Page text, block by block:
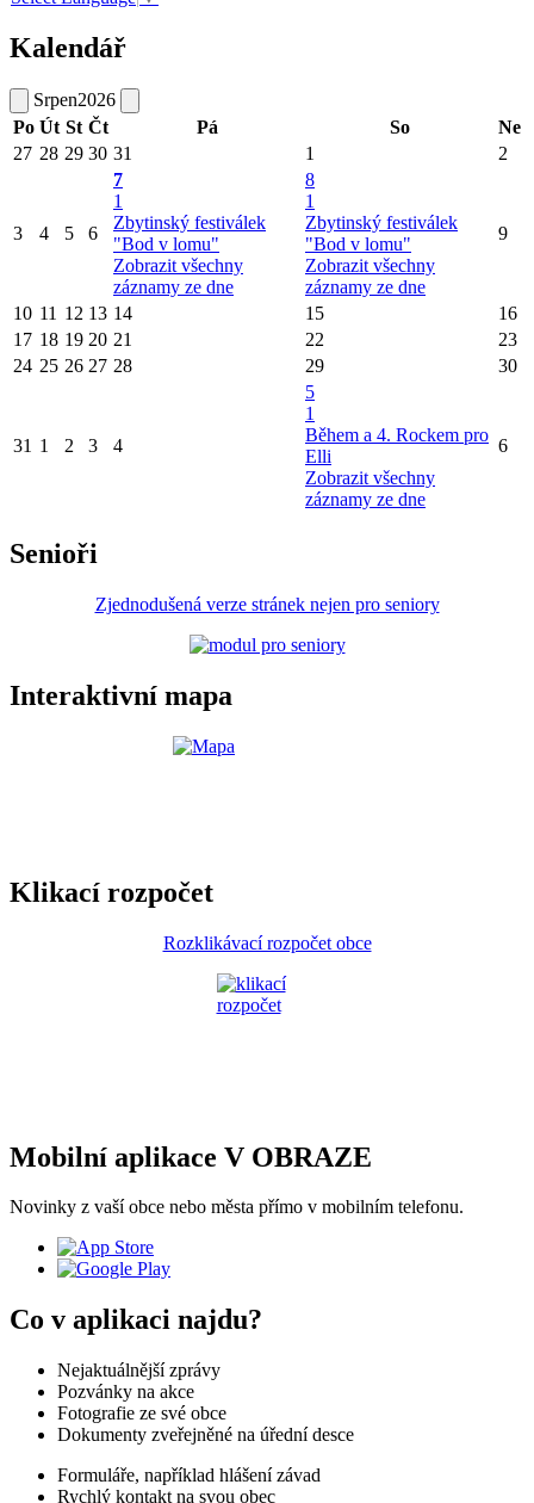
Kalendář
Srpen2026
Po Út St Čt Pá So
Ne
27 28 29 30 31 1 2
3 4 5 6
7
1
Zbytinský festiválek
"Bod v lomu"
Zobrazit všechny
záznamy ze dne
8
1
Zbytinský festiválek
"Bod v lomu"
Zobrazit všechny
záznamy ze dne
9
10 11 12 13 14 15
16
17 18 19 20 21 22
23
24 25 26 27 28 29 30
31 1 2 3 4
5
1
Během a 4. Rockem pro
Elli
Zobrazit všechny
záznamy ze dne
6
Senioři
Zjednodušená verze stránek nejen pro seniory
Interaktivní mapa
Klikací rozpočet
Rozklikávací rozpočet obce
Mobilní aplikace V OBRAZE
Novinky z vaší obce nebo města přímo v mobilním telefonu.
Co v aplikaci najdu?
Nejaktuálnější zprávy
Pozvánky na akce
Fotografie ze své obce
Dokumenty zveřejněné na úřední desce
Formuláře, například hlášení závad
Rychlý kontakt na svou obec